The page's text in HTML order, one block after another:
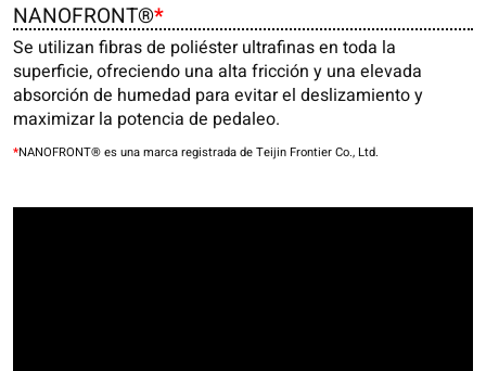
NANOFRONT®*
Se utilizan fibras de poliéster ultrafinas en toda la
superficie, ofreciendo una alta fricción y una elevada
absorción de humedad para evitar el deslizamiento y
maximizar la potencia de pedaleo.
*NANOFRONT® es una marca registrada de Teijin Frontier Co., Ltd.